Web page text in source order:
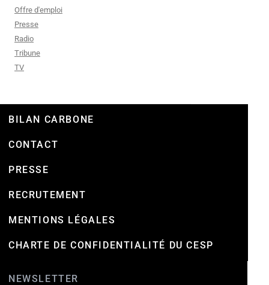
Offre d'emploi
Presse
Radio
Tribune
TV
BILAN CARBONE
CONTACT
PRESSE
RECRUTEMENT
MENTIONS LÉGALES
CHARTE DE CONFIDENTIALITÉ DU CESP
NEWSLETTER